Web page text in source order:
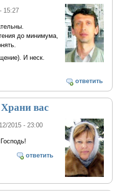
15:27
до минимума,
И неск.
ответить
вас
2015 - 23:00
ответить